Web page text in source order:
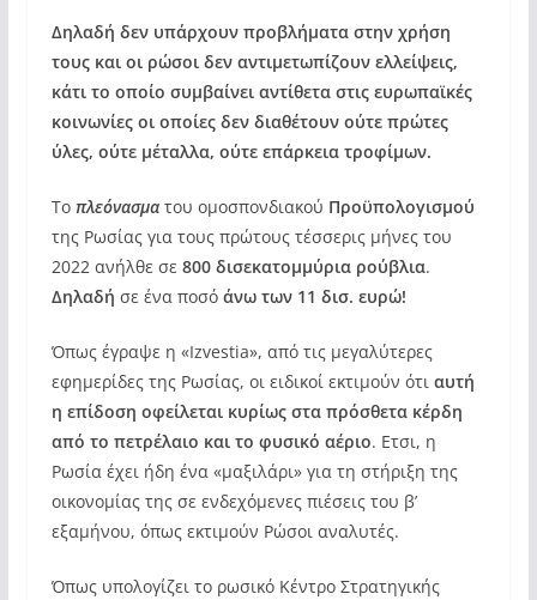
Δηλαδή δεν υπάρχουν προβλήματα στην χρήση
τους και οι ρώσοι δεν αντιμετωπίζουν ελλείψεις,
κάτι το οποίο συμβαίνει αντίθετα στις ευρωπαϊκές
κοινωνίες οι οποίες δεν διαθέτουν ούτε πρώτες
ύλες, ούτε μέταλλα, ούτε επάρκεια τροφίμων.
Το πλεόνασματου ομοσπονδιακού Προϋπολογισμού
της Ρωσίας για τους πρώτους τέσσερις μήνες του
2022 ανήλθε σε 800 δισεκατομμύρια ρούβλια.
Δηλαδή σε ένα ποσό άνω των 11 δισ. ευρώ!
Όπως έγραψε η «Izvestia», από τις μεγαλύτερες
εφημερίδες της Ρωσίας, οι ειδικοί εκτιμούν ότι αυτή
η επίδοση οφείλεται κυρίως στα πρόσθετα κέρδη
από το πετρέλαιο και το φυσικό αέριο. Ετσι, η
Ρωσία έχει ήδη ένα «μαξιλάρι» για τη στήριξη της
οικονομίας της σε ενδεχόμενες πιέσεις του β’
εξαμήνου, όπως εκτιμούν Ρώσοι αναλυτές.
Όπως υπολογίζει το ρωσικό Κέντρο Στρατηγικής